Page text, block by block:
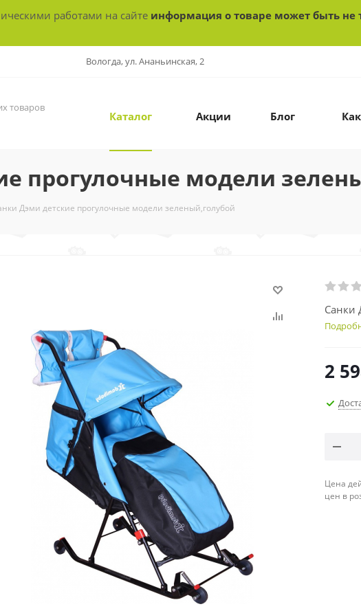
работами на сайте информация о товаре может быть не
Вологда, ул. Ананьинская, 2
товаров
Каталог Акции Блог
прогулочные модели
Дэми детские прогулочные модели зеленый,голубой
Санки
2
Цена
цен в